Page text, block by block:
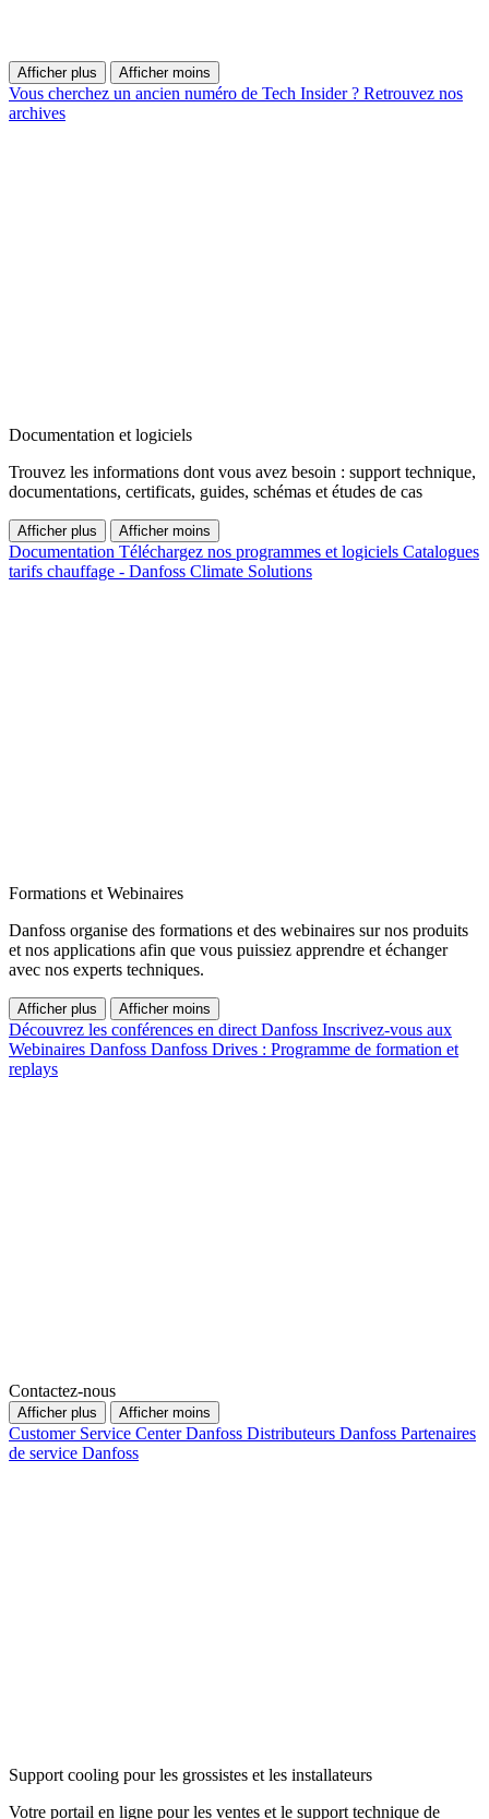
Afficher plus Afficher moins
Vous cherchez un ancien numéro de Tech Insider ? Retrouvez nos
archives
Documentation et logiciels
Trouvez les informations dont vous avez besoin : support technique,
documentations, certificats, guides, schémas et études de cas
Afficher plus Afficher moins
Documentation Téléchargez nos programmes et logiciels Catalogues
tarifs chauffage - Danfoss Climate Solutions
Formations et Webinaires
Danfoss organise des formations et des webinaires sur nos produits
et nos applications afin que vous puissiez apprendre et échanger
avec nos experts techniques.
Afficher plus Afficher moins
Découvrez les conférences en direct Danfoss Inscrivez-vous aux
Webinaires Danfoss Danfoss Drives : Programme de formation et
replays
Contactez-nous
Afficher plus Afficher moins
Customer Service Center Danfoss Distributeurs Danfoss Partenaires
de service Danfoss
Support cooling pour les grossistes et les installateurs
Votre portail en ligne pour les ventes et le support technique de